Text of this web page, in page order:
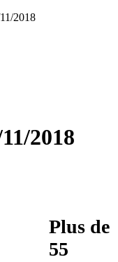
2018
2018
Plus de
55